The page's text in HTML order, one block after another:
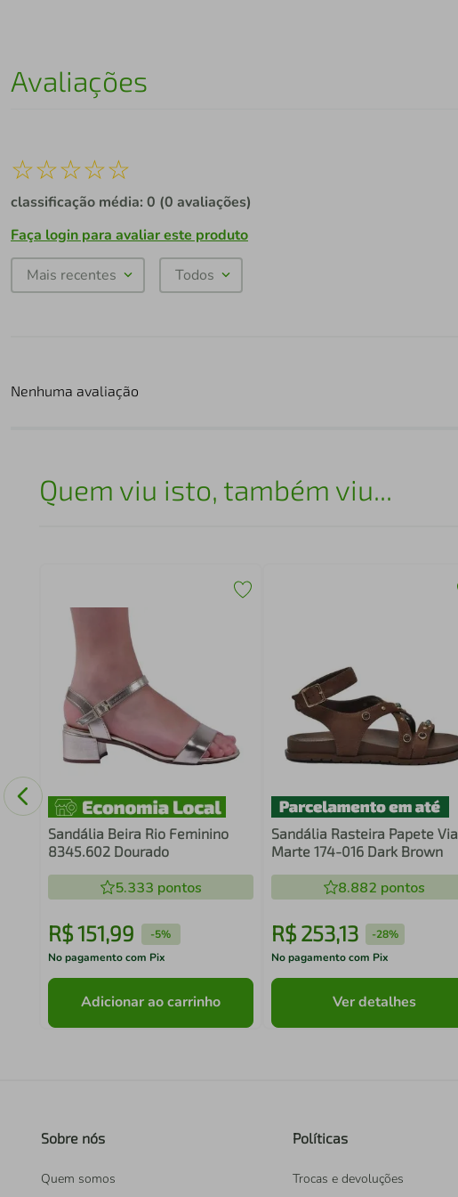
Avaliações
☆☆☆☆☆
classificação média: 0 (0 avaliações)
Faça login para avaliar este produto
Mais recentes Todos
Nenhuma avaliação
Quem viu isto, também viu...
Sandália Beira Rio Feminino
8345.602 Dourado
5.333 pontos
R$151,99 -5%
No pagamento com Pix
Adicionar ao carrinho
Sandália Rasteira Papete Via
Marte 174-016 Dark Brown
8.882 pontos
R$ 253,13 -28%
No pagamento com Pix
Ver detalhes
Sobre nós
Quem somos
Políticas
Trocas e devoluções